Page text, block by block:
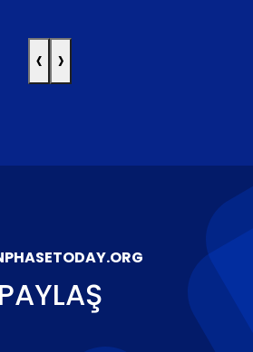
‹ ›
PAYLAŞ